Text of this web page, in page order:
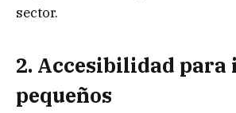
sector.
2. Accesibilidad para
pequeños